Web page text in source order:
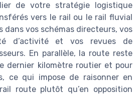
de votre stratégie logistique
vers le rail ou le rail fluvial
vos schémas directeurs, vos
d’activité et vos revues de
En parallèle, la route reste
dernier kilomètre routier et pour
ce qui impose de raisonner en
route plutôt qu’en opposition